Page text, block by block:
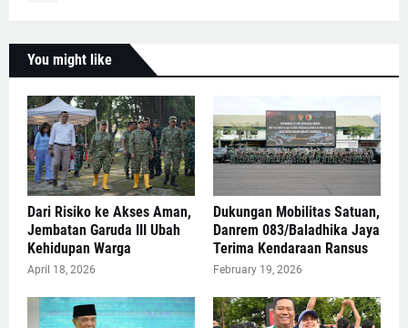
You might like
Dari Risiko ke Akses Aman,
Jembatan Garuda III Ubah
Kehidupan Warga
April 18, 2026
Dukungan Mobilitas Satuan,
Danrem 083/Baladhika Jaya
Terima Kendaraan Ransus
February 19, 2026